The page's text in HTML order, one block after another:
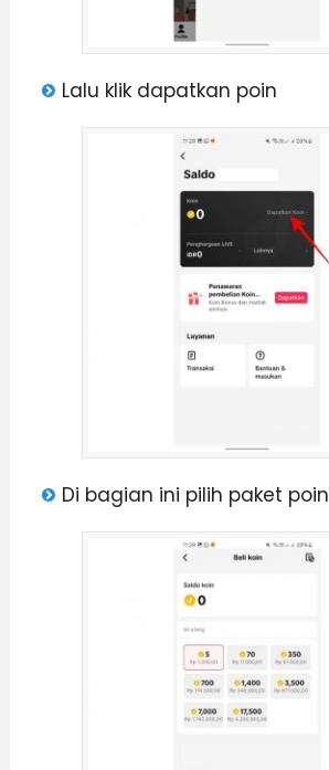
Lalu klik dapatkan poin
Di bagian ini pilih paket poin